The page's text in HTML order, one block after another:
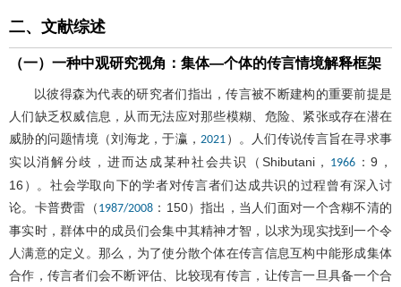
二、文献综述
（一）一种中观研究视角：集体—个体的传言情境解释框架
以彼得森为代表的研究者们指出，传言被不断建构的重要前提是
人们缺乏权威信息，从而无法应对那些模糊、危险、紧张或存在潜在
威胁的问题情境（刘海龙，于瀛， 2021 ）。人们传说传言旨在寻求事
实以消解分歧，进而达成某种社会共识（Shibutani， 1966：9，
16）。社会学取向下的学者对传言者们达成共识的过程曾有深入讨
论。卡普费雷（ 1987/2008：150）指出，当人们面对一个含糊不清的
事实时，群体中的成员们会集中其精神才智，以求为现实找到一个令
人满意的定义。那么，为了使分散个体在传言信息互构中能形成集体
合作，传言者们会不断评估、比较现有传言，让传言一旦具备一个合